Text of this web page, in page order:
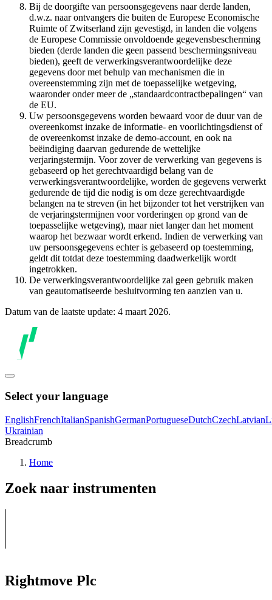
Bij de doorgifte van persoonsgegevens naar derde landen,
d.w.z. naar ontvangers die buiten de Europese Economische
Ruimte of Zwitserland zijn gevestigd, in landen die volgens
de Europese Commissie onvoldoende gegevensbescherming
bieden (derde landen die geen passend beschermingsniveau
bieden), geeft de verwerkingsverantwoordelijke deze
gegevens door met behulp van mechanismen die in
overeenstemming zijn met de toepasselijke wetgeving,
waaronder onder meer de „standaardcontractbepalingen“ van
de EU.
Uw persoonsgegevens worden bewaard voor de duur van de
overeenkomst inzake de informatie- en voorlichtingsdienst of
de overeenkomst inzake de demo-account, en ook na
beëindiging daarvan gedurende de wettelijke
verjaringstermijn. Voor zover de verwerking van gegevens is
gebaseerd op het gerechtvaardigd belang van de
verwerkingsverantwoordelijke, worden de gegevens verwerkt
gedurende de tijd die nodig is om deze gerechtvaardigde
belangen na te streven (in het bijzonder tot het verstrijken van
de verjaringstermijnen voor vorderingen op grond van de
toepasselijke wetgeving), maar niet langer dan het moment
waarop het bezwaar wordt erkend. Indien de verwerking van
uw persoonsgegevens echter is gebaseerd op toestemming,
geldt dit totdat deze toestemming daadwerkelijk wordt
ingetrokken.
De verwerkingsverantwoordelijke zal geen gebruik maken
van geautomatiseerde besluitvorming ten aanzien van u.
Datum van de laatste update: 4 maart 2026.
Select your language
EnglishFrenchItalianSpanishGermanPortugueseDutchCzechLatvian
Ukrainian
Breadcrumb
Home
Zoek naar instrumenten
Rightmove Plc